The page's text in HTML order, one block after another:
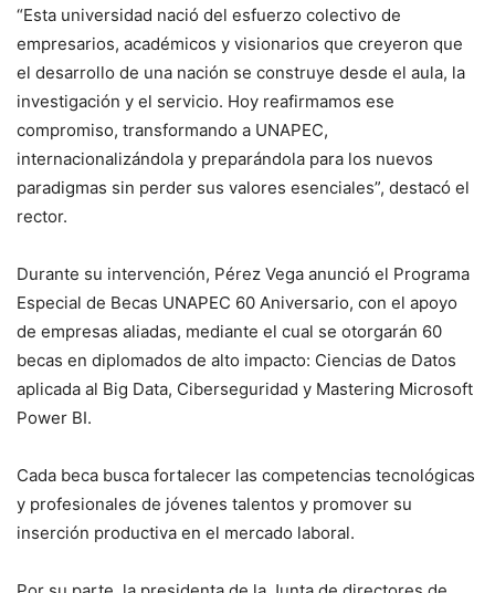
“Esta universidad nació del esfuerzo colectivo de
empresarios, académicos y visionarios que creyeron que
el desarrollo de una nación se construye desde el aula, la
investigación y el servicio. Hoy reafirmamos ese
compromiso, transformando a UNAPEC,
internacionalizándola y preparándola para los nuevos
paradigmas sin perder sus valores esenciales”, destacó el
rector.
Durante su intervención, Pérez Vega anunció el Programa
Especial de Becas UNAPEC 60 Aniversario, con el apoyo
de empresas aliadas, mediante el cual se otorgarán 60
becas en diplomados de alto impacto: Ciencias de Datos
aplicada al Big Data, Ciberseguridad y Mastering Microsoft
Power BI.
Cada beca busca fortalecer las competencias tecnológicas
y profesionales de jóvenes talentos y promover su
inserción productiva en el mercado laboral.